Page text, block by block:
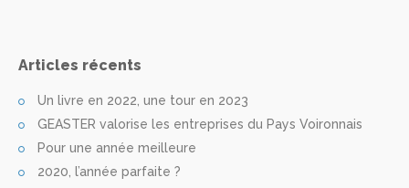
Articles récents
Un livre en 2022, une tour en 2023
GEASTER valorise les entreprises du Pays Voironnais
Pour une année meilleure
2020, l’année parfaite ?